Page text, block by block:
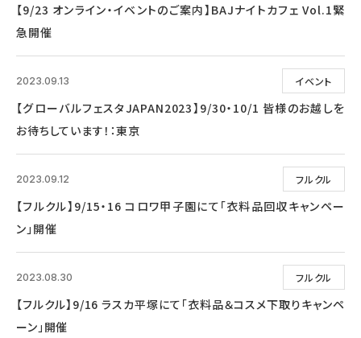
【9/23 オンライン・イベントのご案内】BAJナイトカフェ Vol.1緊
急開催
イベント
2023.09.13
【グローバルフェスタJAPAN2023】9/30・10/1 皆様のお越しを
お待ちしています！：東京
フルクル
2023.09.12
【フルクル】9/15・16 コロワ甲子園にて「衣料品回収キャンペー
ン」開催
フルクル
2023.08.30
【フルクル】9/16 ラスカ平塚にて「衣料品＆コスメ下取りキャンペ
ーン」開催